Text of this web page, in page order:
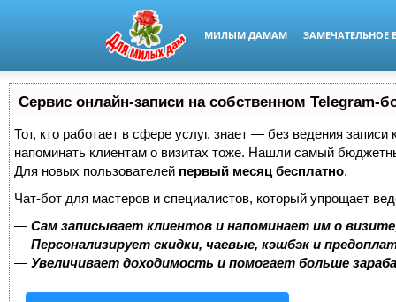
МИЛЫМ ДАМАМ ЗАМЕЧАТЕЛЬНОЕ
Сервис онлайн-записи на собственном Telegram-
Тот, кто работает в сфере услуг, знает — без ведения
напоминать клиентам о визитах тоже. Нашли самый
Для новых пользователей первый месяц бесплатно.
Чат-бот для мастеров и специалистов, который упрощает
— Сам записывает клиентов и напоминает им о
— Персонализирует скидки, чаевые, кэшбэк и
— Увеличивает доходимость и помогает больше